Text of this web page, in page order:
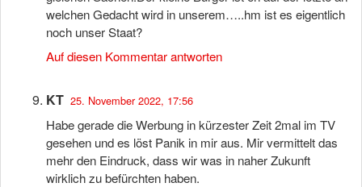
welchen Gedacht wird in unserem…..hm ist es eigentlich
noch unser Staat?
Auf diesen Kommentar antworten
KT 25. November 2022, 17:56
Habe gerade die Werbung in kürzester Zeit 2mal im TV
gesehen und es löst Panik in mir aus. Mir vermittelt das
mehr den Eindruck, dass wir was in naher Zukunft
wirklich zu befürchten haben.